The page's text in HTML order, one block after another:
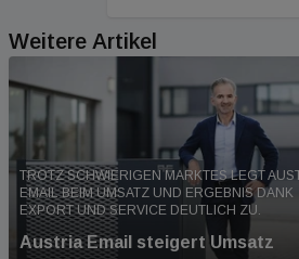
Weitere Artikel
TROTZ SCHWIERIGEN MARKTES LEGT
EMAIL BEIM UMSATZ UND ERGEBNIS DANK
EXPORT UND SERVICE DEUTLICH ZU.
Austria Email steigert Umsatz